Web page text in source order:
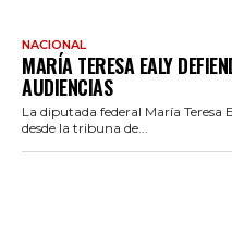
NACIONAL
MARÍA TERESA EALY
AUDIENCIAS
La diputada federal María Teresa
desde la tribuna de...